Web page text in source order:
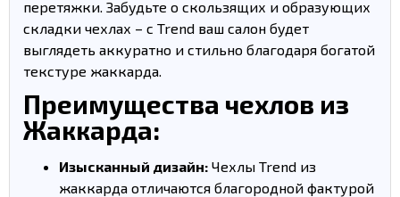
перетяжки. Забудьте о скользящих и образующих
складки чехлах – с Trend ваш салон будет
выглядеть аккуратно и стильно благодаря богатой
текстуре жаккарда.
Преимущества чехлов из
Жаккарда:
Изысканный дизайн: Чехлы Trend из
жаккарда отличаются благородной фактурой